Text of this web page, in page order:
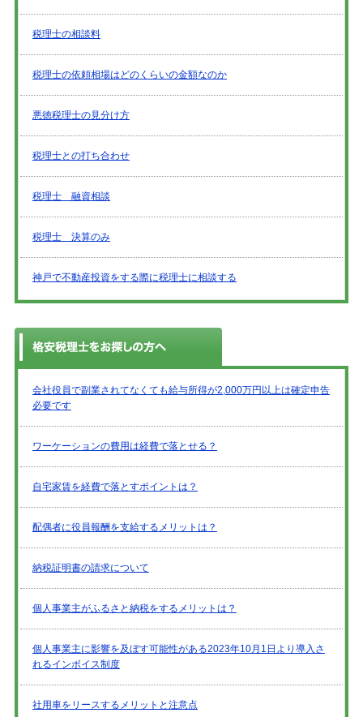
税理士の相談料
税理士の依頼相場はどのくらいの金額なのか
悪徳税理士の見分け方
税理士との打ち合わせ
税理士 融資相談
税理士 決算のみ
神戸で不動産投資をする際に税理士に相談する
会社役員で副業されてなくても給与所得が2,000万円以上は確定申告
必要です
ワーケーションの費用は経費で落とせる？
自宅家賃を経費で落とすポイントは？
配偶者に役員報酬を支給するメリットは？
納税証明書の請求について
個人事業主がふるさと納税をするメリットは？
個人事業主に影響を及ぼす可能性がある2023年10月1日より導入さ
れるインボイス制度
社用車をリースするメリットと注意点